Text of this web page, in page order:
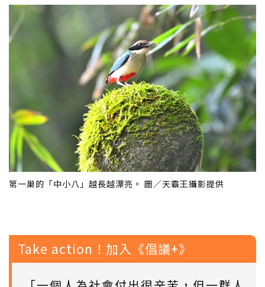
第一巢的「中小八」越長越漂亮。 圖／天霸王攝影提供
Take action！加入《倡議+》